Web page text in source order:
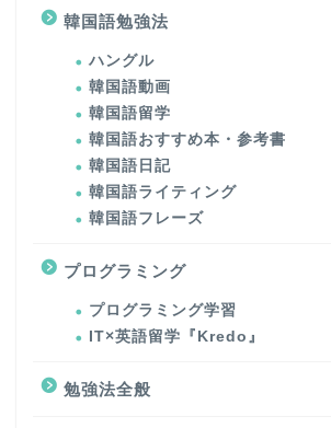
韓国語勉強法
ハングル
韓国語動画
韓国語留学
韓国語おすすめ本・参考書
韓国語日記
韓国語ライティング
韓国語フレーズ
プログラミング
プログラミング学習
IT×英語留学『Kredo』
勉強法全般